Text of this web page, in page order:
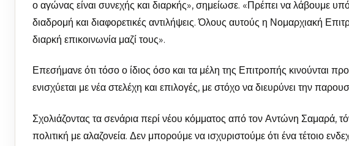
ο αγώνας είναι συνεχής και διαρκής», σημείωσε. «Πρέπει να λάβουμε
διαδρομή και διαφορετικές αντιλήψεις. Όλους αυτούς η Νομαρχιακή
διαρκή επικοινωνία μαζί τους».
Επεσήμανε ότι τόσο ο ίδιος όσο και τα μέλη της Επιτροπής κινούνται
ενισχύεται με νέα στελέχη και επιλογές, με στόχο να διευρύνει την
Σχολιάζοντας τα σενάρια περί νέου κόμματος από τον Αντώνη Σαμαρά,
πολιτική με αλαζονεία. Δεν μπορούμε να ισχυριστούμε ότι ένα τέτοιο